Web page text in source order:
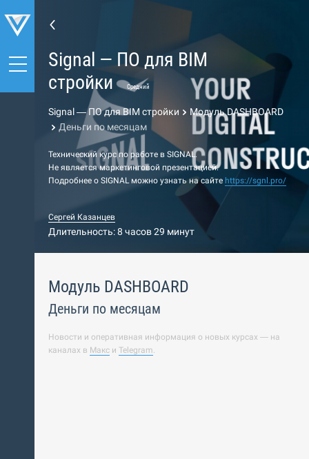
Signal — ПО для BIM
стройки
Средний
Signal — ПО для BIM стройки
Модуль DASHBOARD
Деньги по месяцам
Технический курс по работе в SIGNAL.
Не является маркетинговой презентацией.
Подробнее о SIGNAL можно узнать на сайте https://sgnl.pro/
Сергей Казанцев
Длительность: 8 часов 29 минут
Модуль DASHBOARD
Деньги по месяцам
Новости и оперативная информация о новых курсах — на
каналах в Макс и Telegram.